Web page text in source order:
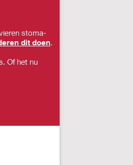
stoma-
dit doen.
Of het nu